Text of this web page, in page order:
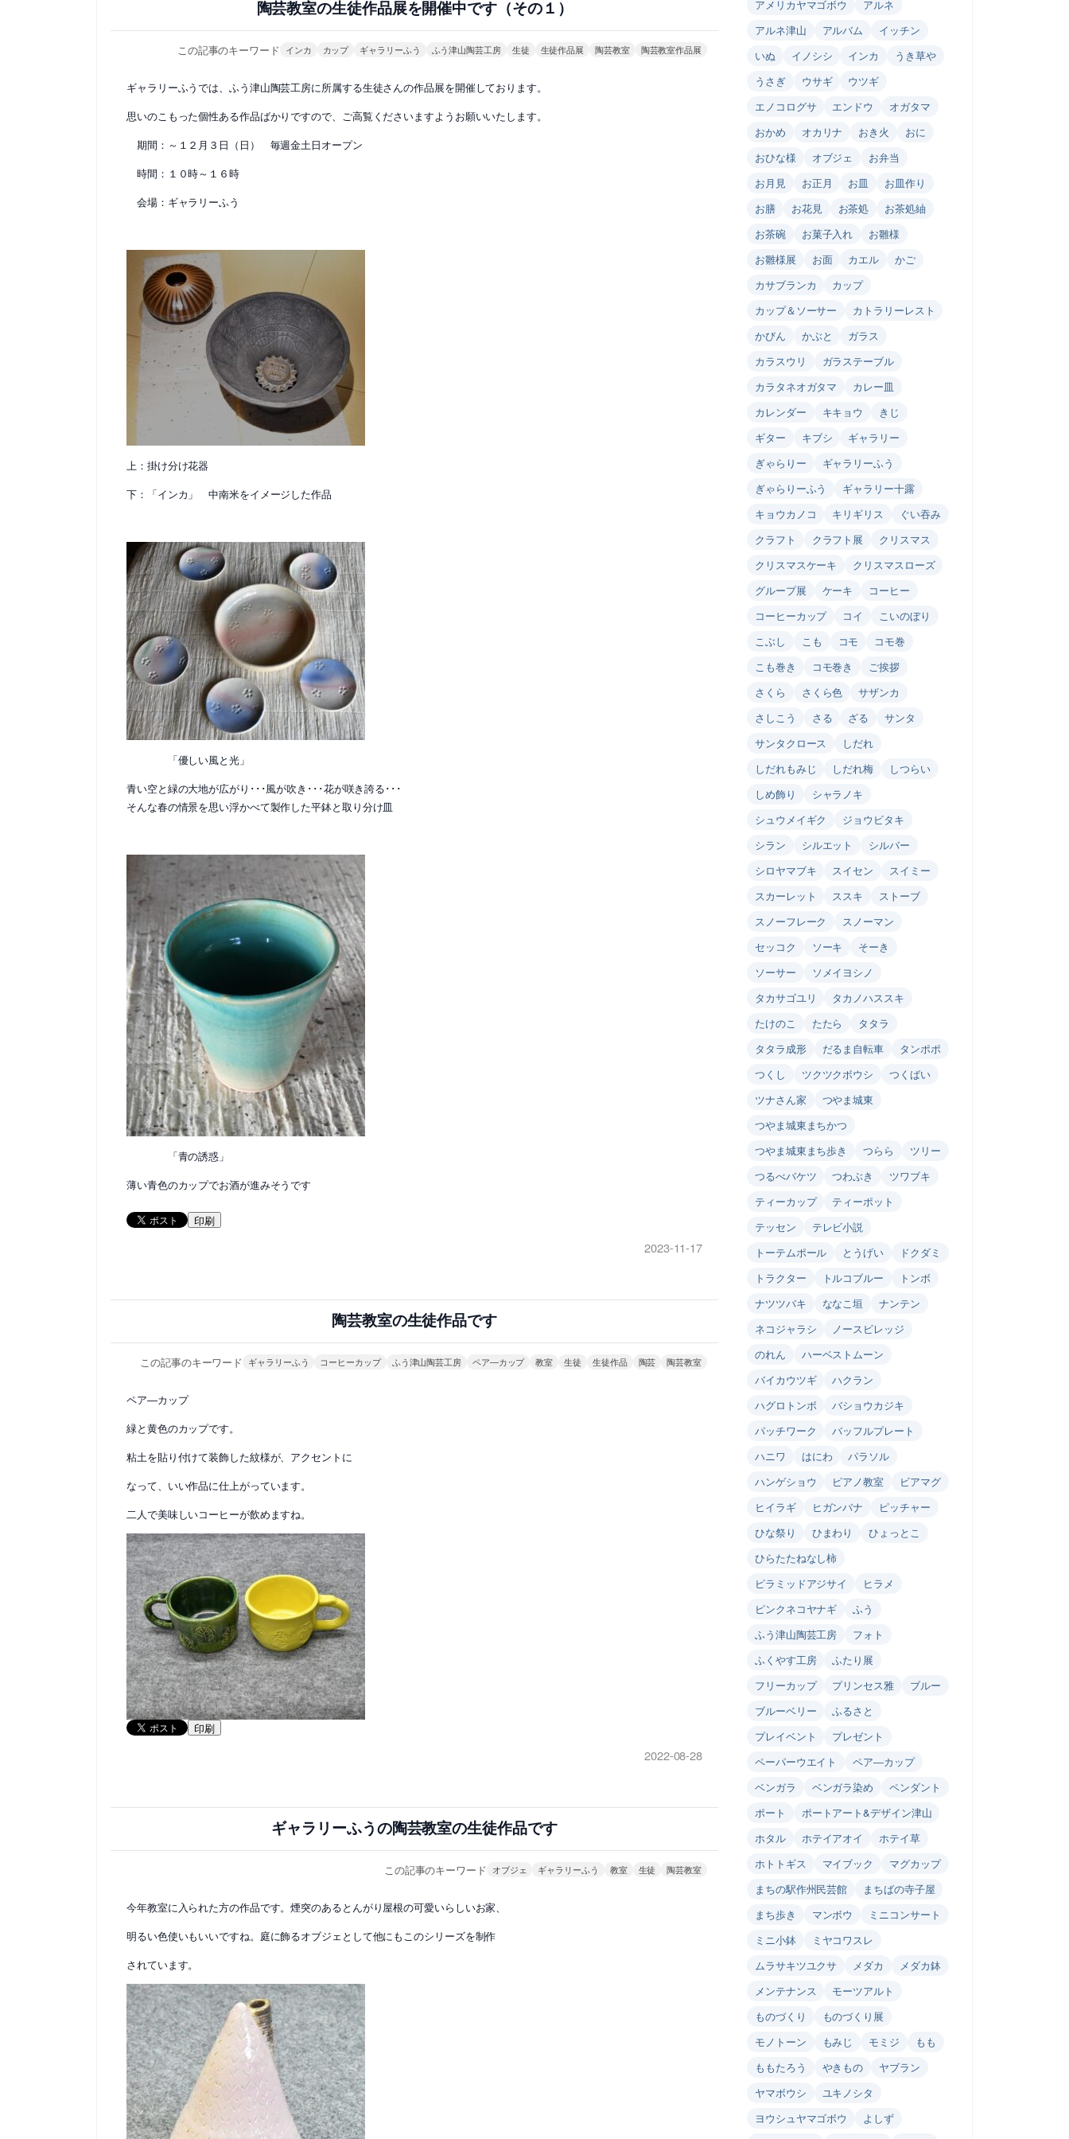
陶芸教室の生徒作品展を開催中です（その１）
この記事のキーワード インカ カップ ギャラリーふう ふう津山陶芸工房 生徒 生徒作品展 陶芸教室 陶芸教室作品展
ギャラリーふうでは、ふう津山陶芸工房に所属する生徒さんの作品展を開催しております。
思いのこもった個性ある作品ばかりですので、ご高覧くださいますようお願いいたします。
期間：～１２月３日（日） 毎週金土日オープン
時間：１０時～１６時
会場：ギャラリーふう
上：掛け分け花器
下：「インカ」 中南米をイメージした作品
「優しい風と光」
青い空と緑の大地が広がり･･･風が吹き･･･花が咲き誇る･･･
そんな春の情景を思い浮かべて製作した平鉢と取り分け皿
「青の誘惑」
薄い青色のカップでお酒が進みそうです
印刷
2023-11-17
陶芸教室の生徒作品です
この記事のキーワード ギャラリーふう コーヒーカップ ふう津山陶芸工房 ペア―カップ 教室 生徒 生徒作品 陶芸 陶芸教室
ペア―カップ
緑と黄色のカップです。
粘土を貼り付けて装飾した紋様が、アクセントに
なって、いい作品に仕上がっています。
二人で美味しいコーヒーが飲めますね。
印刷
2022-08-28
ギャラリーふうの陶芸教室の生徒作品です
この記事のキーワード オブジェ ギャラリーふう 教室 生徒 陶芸教室
今年教室に入られた方の作品です。煙突のあるとんがり屋根の可愛いらしいお家、
明るい色使いもいいですね。庭に飾るオブジェとして他にもこのシリーズを制作
されています。
アメリカヤマゴボウ
アルネ
アルネ津山
アルバム
イッチン
いぬ
イノシシ インカ
うき草や
うさぎ
ウサギ
ウツギ
エノコログサ
エンドウ
オガタマ
おかめ
オカリナ おき火
おに
おひな様
オブジェ
お弁当
お月見
お正月 お皿
お皿作り
お膳
お花見 お茶処
お茶処紬
お茶碗
お菓子入れ
お雛様
お雛様展
お面 カエル
かご
カサブランカ
カップ
カップ＆ソーサー
カトラリーレスト
かびん
かぶと
ガラス
カラスウリ
ガラステーブル
カラタネオガタマ
カレー皿
カレンダー
キキョウ
きじ
ギター
キブシ
ギャラリー
ぎゃらりー
ギャラリーふう
ぎゃらりーふう
ギャラリー十露
キョウカノコ
キリギリス
ぐい吞み
クラフト
クラフト展
クリスマス
クリスマスケーキ
クリスマスローズ
グループ展
ケーキ
コーヒー
コーヒーカップ
コイ
こいのぼり
こぶし
こも コモ
コモ巻
こも巻き
コモ巻き
ご挨拶
さくら
さくら色
サザンカ
さしこう
さる ざる
サンタ
サンタクロース
しだれ
しだれもみじ
しだれ梅
しつらい
しめ飾り
シャラノキ
シュウメイギク
ジョウビタキ
シラン
シルエット
シルバー
シロヤマブキ
スイセン
スイミー
スカーレット
ススキ
ストーブ
スノーフレーク
スノーマン
セッコク
ソーキ
そーき
ソーサー
ソメイヨシノ
タカサゴユリ
タカノハススキ
たけのこ
たたら
タタラ
タタラ成形
だるま自転車
タンポポ
つくし
ツクツクボウシ
つくばい
ツナさん家
つやま城東
つやま城東まちかつ
つやま城東まち歩き
つらら
ツリー
つるべバケツ
つわぶき
ツワブキ
ティーカップ
ティーポット
テッセン
テレビ小説
トーテムポール
とうげい
ドクダミ
トラクター
トルコブルー
トンボ
ナツツバキ
ななこ垣
ナンテン
ネコジャラシ
ノースビレッジ
のれん
ハーベストムーン
バイカウツギ
ハクラン
ハグロトンボ
バショウカジキ
パッチワーク
バッフルプレート
ハニワ
はにわ
パラソル
ハンゲショウ
ピアノ教室
ビアマグ
ヒイラギ
ヒガンバナ
ピッチャー
ひな祭り
ひまわり
ひょっとこ
ひらたたねなし柿
ピラミッドアジサイ
ヒラメ
ピンクネコヤナギ
ふう
ふう津山陶芸工房
フォト
ふくやす工房
ふたり展
フリーカップ
プリンセス雅
ブルー
ブルーベリー
ふるさと
プレイベント
プレゼント
ペーパーウエイト
ペア―カップ
ベンガラ
ベンガラ染め
ペンダント
ポート
ポートアート&デザイン津山
ホタル
ホテイアオイ
ホテイ草
ホトトギス
マイブック
マグカップ
まちの駅作州民芸館
まちばの寺子屋
まち歩き
マンボウ
ミニコンサート
ミニ小鉢
ミヤコワスレ
ムラサキツユクサ
メダカ
メダカ鉢
メンテナンス
モーツアルト
ものづくり
ものづくり展
モノトーン
もみじ モミジ
もも
ももたろう
やきもの
ヤブラン
ヤマボウシ
ユキノシタ
ヨウシュヤマゴボウ
よしず